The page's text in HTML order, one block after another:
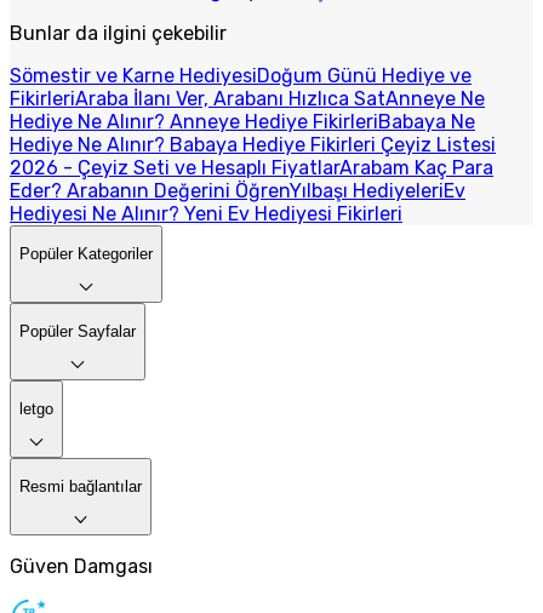
Bunlar da ilgini çekebilir
Sömestir ve Karne HediyesiDoğum Günü Hediye ve
FikirleriAraba İlanı Ver, Arabanı Hızlıca SatAnneye Ne
Hediye Ne Alınır? Anneye Hediye FikirleriBabaya Ne
Hediye Ne Alınır? Babaya Hediye Fikirleri Çeyiz Listesi
2026 - Çeyiz Seti ve Hesaplı FiyatlarArabam Kaç Para
Eder? Arabanın Değerini ÖğrenYılbaşı HediyeleriEv
Hediyesi Ne Alınır? Yeni Ev Hediyesi Fikirleri
Popüler Kategoriler
Popüler Sayfalar
letgo
Resmi bağlantılar
Güven Damgası